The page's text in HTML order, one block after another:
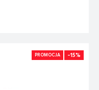
PROMOCJA -15%